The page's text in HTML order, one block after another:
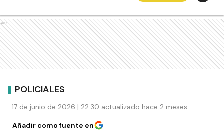
Ads
POLICIALES
17 de junio de 2026 | 22:30 actualizado hace 2 meses
Añadir como fuente en